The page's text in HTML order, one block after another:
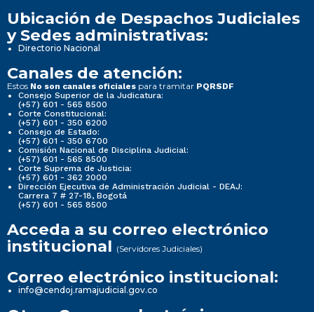
Ubicación de Despachos Judiciales
y Sedes administrativas:
Directorio Nacional
Canales de atención:
Estos No son canales oficiales para tramitar PQRSDF
Consejo Superior de la Judicatura:
(+57) 601 - 565 8500
Corte Constitucional:
(+57) 601 - 350 6200
Consejo de Estado:
(+57) 601 - 350 6700
Comisión Nacional de Disciplina Judicial:
(+57) 601 - 565 8500
Corte Suprema de Justicia:
(+57) 601 - 362 2000
Dirección Ejecutiva de Administración Judicial - DEAJ:
Carrera 7 # 27-18, Bogotá
(+57) 601 - 565 8500
Acceda a su correo electrónico
institucional (Servidores Judiciales)
Correo electrónico institucional:
info@cendoj.ramajudicial.gov.co